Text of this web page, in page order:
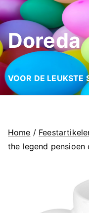
Ga
naar
de
inhoud
Doreda
VOOR DE LEUKSTE
Home /
the legend